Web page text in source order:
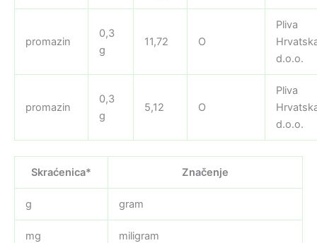
promazin
0,3
g
11,72 O
Pliva
d.o.o.
promazin
0,3
g
5,12 O
Pliva
d.o.o.
Skraćenica* Značenje
g gram
mg miligram